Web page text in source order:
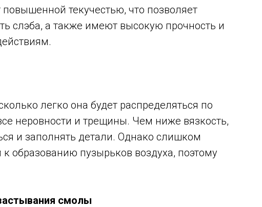
текучестью, что позволяет
слэба, а также имеют высокую прочность и
легко она будет распределяться по
неровности и трещины. Чем ниже вязкость,
и заполнять детали. Однако слишком
образованию пузырьков воздуха, поэтому
смолы